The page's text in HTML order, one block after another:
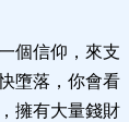
個信仰，來支
墮落，你會看
擁有大量錢財